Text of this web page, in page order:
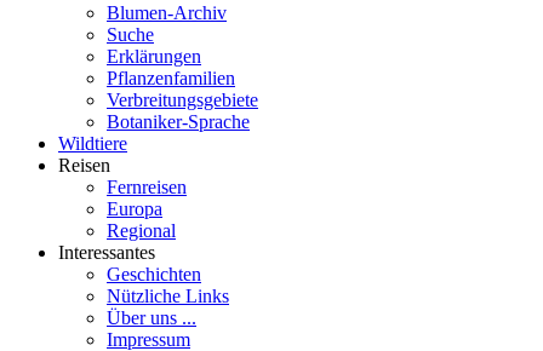
Blumen-Archiv
Suche
Erklärungen
Pflanzenfamilien
Verbreitungsgebiete
Botaniker-Sprache
Wildtiere
Reisen
Fernreisen
Europa
Regional
Interessantes
Geschichten
Nützliche Links
Über uns ...
Impressum